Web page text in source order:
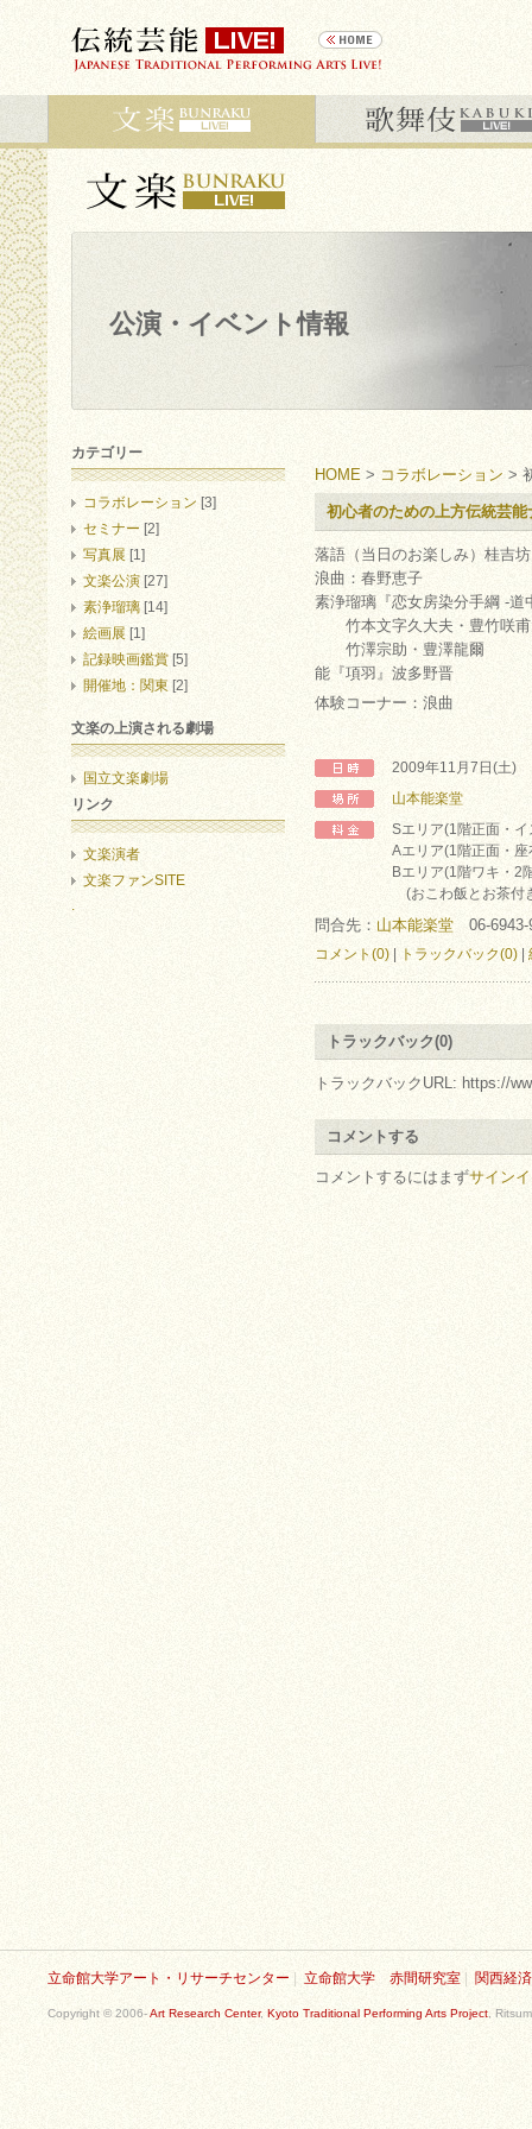
公演・イベント情報
HOME > コラボレーション >
初心者のための上方伝統芸能
落語（当日のお楽しみ）桂吉坊
浪曲：春野恵子
素浄瑠璃『恋女房染分手綱 -道
竹本文字久大夫・豊竹咲甫
竹澤宗助・豊澤龍爾
能『項羽』波多野晋
体験コーナー：浪曲
2009年11月7日(土)
山本能楽堂
Sエリア(1階正面・
Aエリア(1階正面・
Bエリア(1階ワキ・2
(おこわ飯とお茶付
問合先： 山本能楽堂 06-6943-
コメント(0) トラックバック(0)
トラックバック(0)
トラックバックURL: https://
コメントする
コメントするにはまずサイン
カテゴリー
コラボレーション [3]
セミナー [2]
写真展 [1]
文楽公演 [27]
素浄瑠璃 [14]
絵画展 [1]
記録映画鑑賞 [5]
開催地：関東 [2]
文楽の上演される劇場
国立文楽劇場
リンク
文楽演者
文楽ファンSITE
.
立命館大学アート・リサーチセンター 立命館大学 赤間研究室 関西経
Copyright © 2006-Art Research Center, Kyoto Traditional Performing Arts Project ,